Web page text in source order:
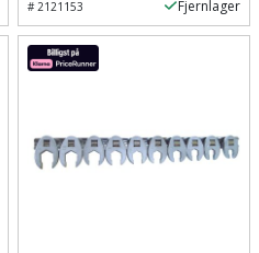
#2121153 Fjernlager